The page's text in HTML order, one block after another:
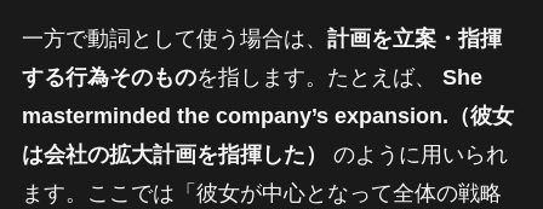
一方で動詞として使う場合は、 計画を立案・指揮
する行為そのものを指します。たとえば、 She
masterminded the company’s expansion.（彼女
は会社の拡大計画を指揮した）
のように用いられ
ます。ここでは「彼女が中心となって全体の戦略